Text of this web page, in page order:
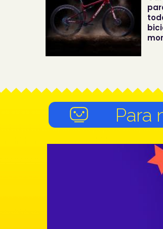
Para